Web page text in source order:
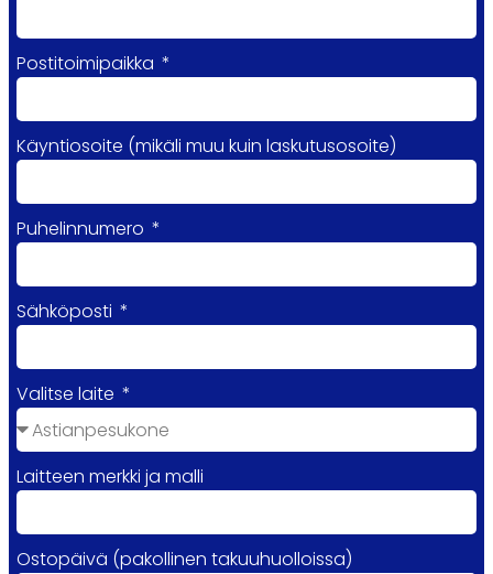
Postitoimipaikka
Käyntiosoite (mikäli muu kuin laskutusosoite)
Puhelinnumero
Sähköposti
Valitse laite
Laitteen merkki ja malli
Ostopäivä (pakollinen takuuhuolloissa)